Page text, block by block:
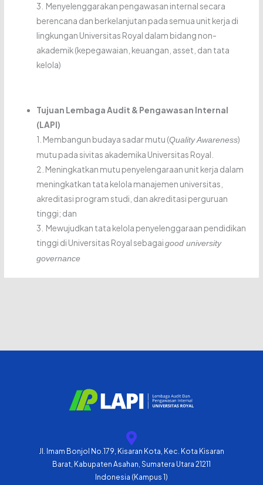
3. Menyelenggarakan pengawasan internal secara
berencana dan berkelanjutan pada semua unit kerja di
lingkungan Universitas Royal dalam bidang non-
akademik (kepegawaian, keuangan, asset, dan tata
kelola)
Tujuan Lembaga Audit & Pengawasan Internal
(LAPI)
1. Membangun budaya sadar mutu (Quality Awareness)
mutu pada sivitas akademika Universitas Royal.
2. Meningkatkan mutu penyelengaraan unit kerja dalam
meningkatkan tata kelola manajemen universitas,
akreditasi program studi, dan akreditasi perguruan
tinggi; dan
3. Mewujudkan tata kelola penyelenggaraan pendidikan
tinggi di Universitas Royal sebagaigood university
governance
Jl. Imam Bonjol No.179, Kisaran Kota, Kec. Kota Kisaran
Barat, Kabupaten Asahan, Sumatera Utara 21211
Indonesia (Kampus 1)